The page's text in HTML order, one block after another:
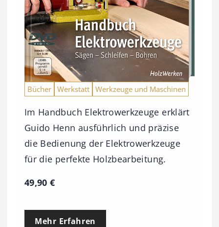
Bücher Werkstatt Werkzeuge und Maschinen
Im Handbuch Elektrowerkzeuge erklärt
Guido Henn ausführlich und präzise
die Bedienung der Elektrowerkzeuge
für die perfekte Holzbearbeitung.
49,90€
Mehr Erfahren